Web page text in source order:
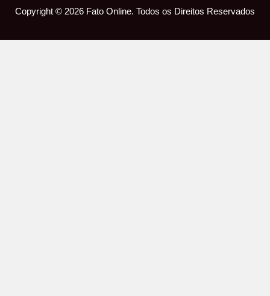
Copyright © 2026 Fato Online. Todos os Direitos Reservados